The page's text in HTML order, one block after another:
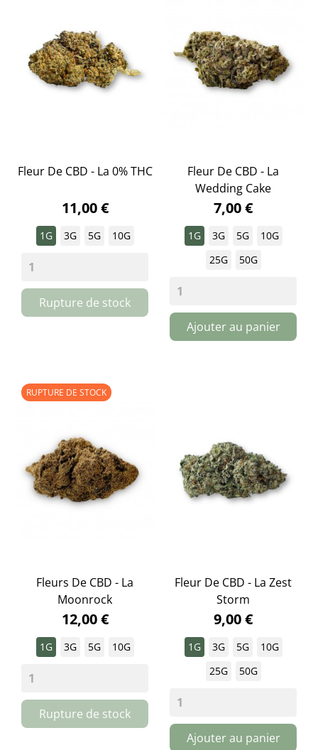
Fleur De CBD - La 0% THC
11,00 €
1G 3G 5G 10G
Rupture de stock
Fleur De CBD - La
Wedding Cake
7,00 €
1G 3G 5G
10G
25G
50G
Ajouter au panier
Fleurs De CBD - La
Moonrock
12,00 €
1G 3G 5G 10G
Rupture de stock
RUPTURE DE STOCK
Fleur De CBD - La Zest
Storm
9,00 €
1G 3G 5G
10G
25G
50G
Ajouter au panier